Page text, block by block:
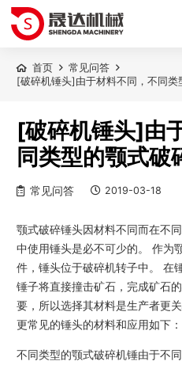
首页
常见问答
[破碎机锤头]由于材料不同，不同类
[破碎机锤头]由
同类型的颚式破
常见问答 2019-03-18
颚式破碎锤头因材料不同而在不
中使用锤头是必不可少的。 作为
件，锤头位于破碎机转子中。 在
锤子将直接撞击矿石，完成矿石
要，所以选择其材料是生产者更
更常见的锤头的材料和应用如下：
不同类型的颚式破碎机锤由于不